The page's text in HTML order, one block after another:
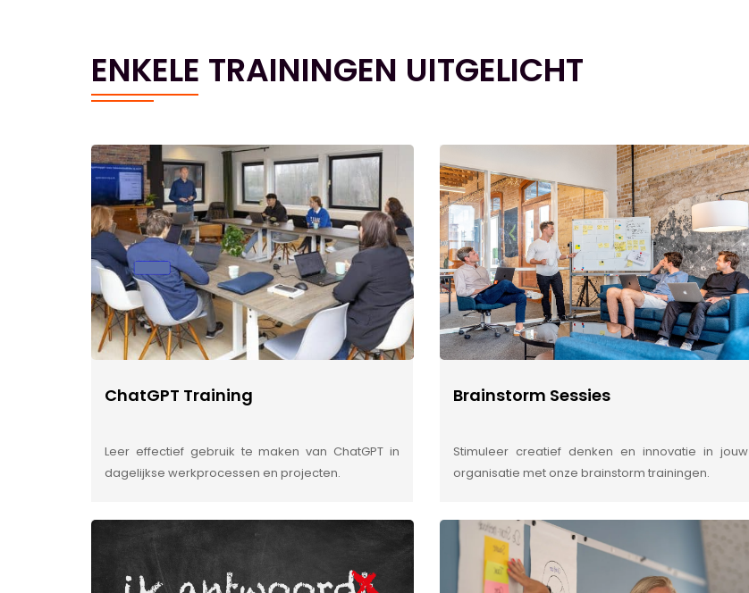
ENKELE TRAININGEN UITGELICHT
ChatGPT Training
Leer effectief gebruik te maken van ChatGPT in
dagelijkse werkprocessen en projecten.
Brainstorm Sessies
Stimuleer creatief denken en innovatie in jouw
organisatie met onze brainstorm trainingen.